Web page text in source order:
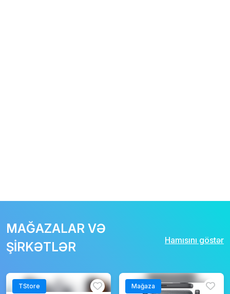
MAĞAZALAR VƏ
ŞİRKƏTLƏR
Hamısını göstər
TStore Mağaza